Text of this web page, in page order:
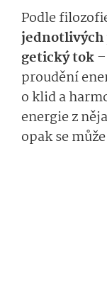
Podle
jednotlivých
getický tok
proudění
o klid a
energiez
opakse